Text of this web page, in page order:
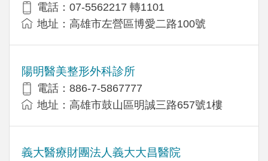
電話：07-5562217 轉1101
地址：高雄市左營區博愛二路100號
陽明醫美整形外科診所
電話：886-7-5867777
地址：高雄市鼓山區明誠三路657號1樓
義大醫療財團法人義大大昌醫院